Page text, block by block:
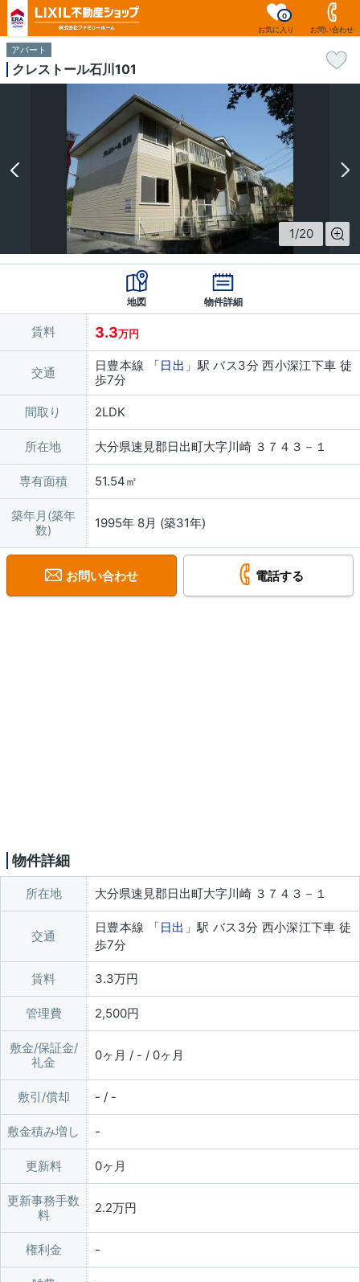
お気に入り
0
お問い合わせ
アパート
クレストール石川101
1/20
地図 物件詳細
賃料 3.3万円
交通 日豊本線 「日出 」駅 バス3分 西小深江下車 徒
歩7分
間取り 2LDK
所在地 大分県速見郡日出町大字川崎 ３７４３－１
専有面積 51.54㎡
築年月(築年
数)
1995年 8月 (築31年)
お問い合わせ 電話する
物件詳細
所在地 大分県速見郡日出町大字川崎 ３７４３－１
交通
日豊本線 「日出 」駅 バス3分 西小深江下車 徒
歩7分
賃料 3.3万円
管理費 2,500円
敷金/保証金/
礼金
0ヶ月 / - / 0ヶ月
敷引/償却 - / -
敷金積み増し
更新料 0ヶ月
更新事務手数
料
2.2万円
権利金